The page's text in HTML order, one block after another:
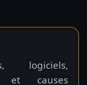
logiciels,
et causes